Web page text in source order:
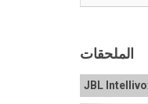
الملحقات